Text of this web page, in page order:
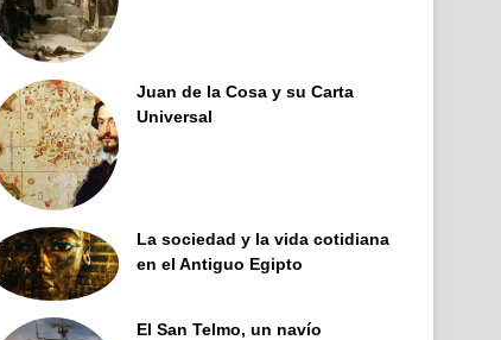
Juan de la Cosa y su Carta
Universal
La sociedad y la vida cotidiana
en el Antiguo Egipto
El San Telmo, un navío